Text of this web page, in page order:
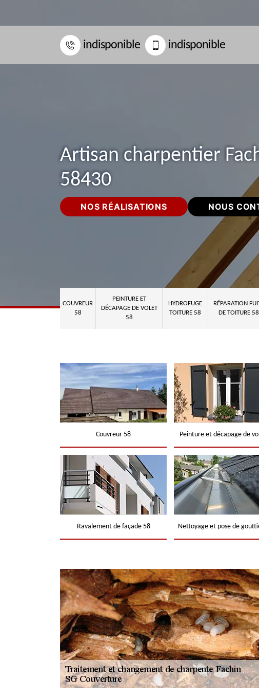
indisponible indisponible
Artisan charpentier
58430
NOS RÉALISATIONS NOUS
COUVREUR
58
PEINTURE ET
DÉCAPAGE DE VOLET
58
HYDROFUGE
TOITURE 58
RÉPARATION
DE TOITURE 58
Couvreur 58 Peinture et décapage de
Ravalement de façade 58 Nettoyage et pose de